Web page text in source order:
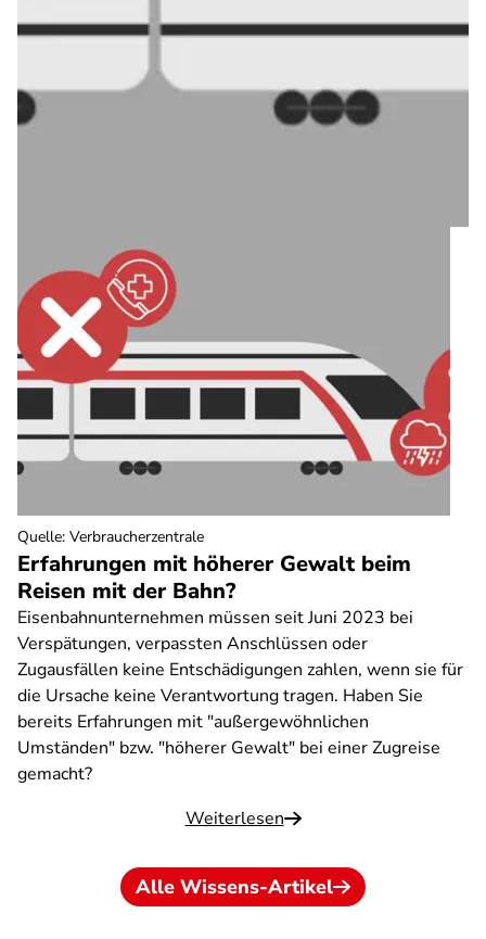
Erfahrungen mit höherer Gewalt beim
Reisen mit der Bahn?
Eisenbahnunternehmen müssen seit Juni 2023 bei
Verspätungen, verpassten Anschlüssen oder
Zugausfällen keine Entschädigungen zahlen, wenn sie für
die Ursache keine Verantwortung tragen. Haben Sie
bereits Erfahrungen mit "außergewöhnlichen
Umständen" bzw. "höherer Gewalt" bei einer Zugreise
gemacht?
Weiterlesen
Quelle: Verbraucherzentrale
Alle Wissens-Artikel